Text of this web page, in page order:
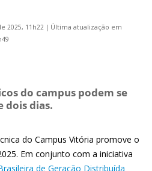
2025, 11h22 | Última atualização em
do campus podem se
dois dias.
do Campus Vitória promove o
Em conjunto com a iniciativa
de Geração Distribuída